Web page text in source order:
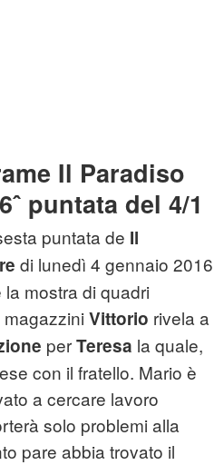
Il Paradiso
puntata del 4/1
puntata de Il
di lunedì 4 gennaio 2016
mostra di quadri
Vittorio rivela a
perTeresa la quale,
con il fratello. Mario è
a cercare lavoro
solo problemi alla
pare abbia trovato il